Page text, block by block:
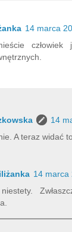
14 marca
człowiek
14
A teraz widać
14 marca